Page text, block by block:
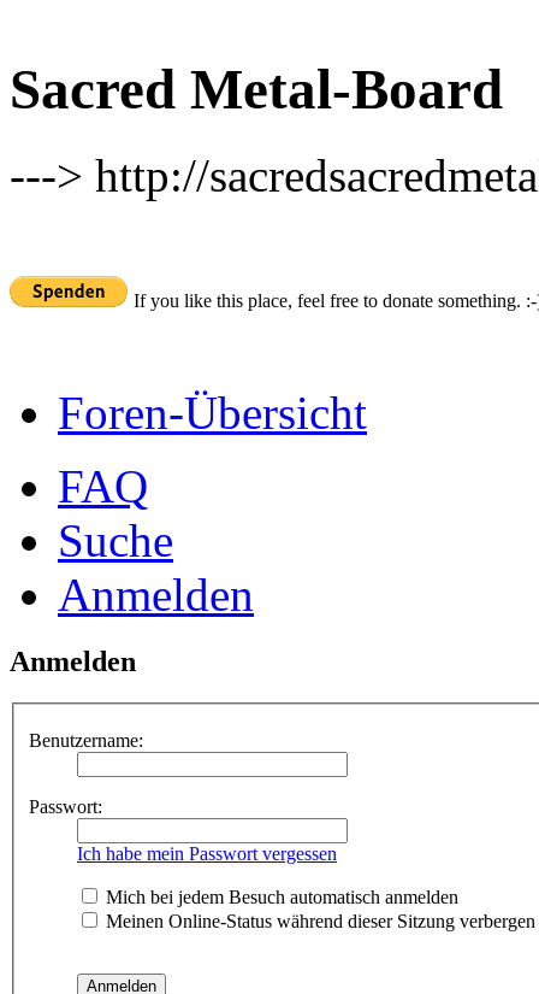
Sacred Metal-Board
---> http://
If you like this place, feel free to donate something.
Foren-Übersicht
FAQ
Suche
Anmelden
Anmelden
Benutzername:
Passwort:
Ich habe mein Passwort vergessen
Mich bei jedem Besuch automatisch anmelden
Meinen Online-Status während dieser Sitzung verbergen